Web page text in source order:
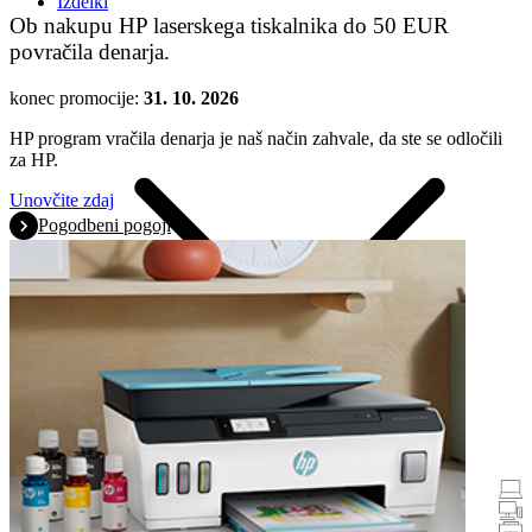
Prenosniki in tablični računalniki
Namizni računalniki
Promocije
Ob nakupu HP laserskega tiskalnika do 50 EUR
povračila denarja.
konec promocije: 31. 10. 2026
HP program vračila denarja je naš način zahvale, da ste se odločili
za HP.
Unovčite zdaj
Pogodbeni pogoji